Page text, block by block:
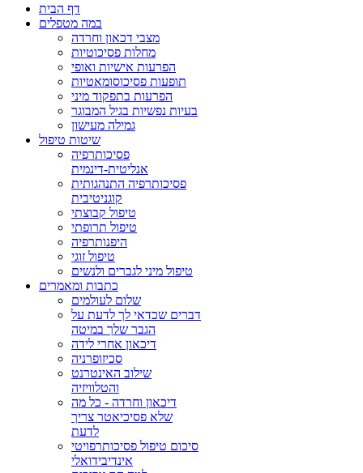
דף הבית
במה מטפלים
מצבי דכאון וחרדה
מחלות פסיכוטיות
הפרעות אישיות ואופי
תופעות פסיכוסומאטיות
הפרעות בתפקוד מיני
בעיות נפשיות בגיל המבוגר
גמילה מעישון
שיטות טיפול
פסיכותרפיה
אנליטית-דינמית
פסיכותרפיה התנהגותית
קוגניטיבית
טיפול קבוצתי
טיפול תרופתי
היפנותרפיה
טיפול זוגי
טיפול מיני לגברים ולנשים
כתבות ומאמרים
שלום לעולמים
דברים שכדאי לך לדעת על
הגבר שלך במיטה
דיכאון אחרי לידה
סכיזופרניה
שילוב האינטרנט
והטלוויזיה
דיכאון וחרדה - כל מה
שלא פסיכיאטר צריך
לדעת
סיכום טיפול פסיכותרפויטי
אינדיבידואלי